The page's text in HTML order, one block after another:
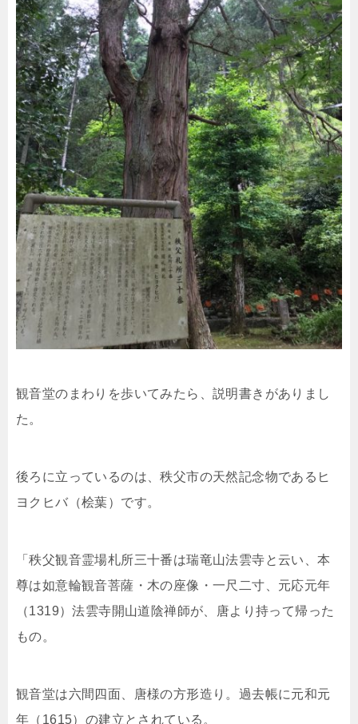
観音堂のまわりを歩いてみたら、説明書きがありまし
た。
後ろに立っているのは、秩父市の天然記念物であるヒ
ヨクヒバ（桧葉）です。
「秩父観音霊場札所三十番は瑞竜山法雲寺と云い、本
尊は如意輪観音菩薩・木の座像・一尺二寸、元応元年
（1319）法雲寺開山道陰禅師が、唐より持って帰った
もの。
観音堂は六間四面、唐様の方形造り。過去帳に元和元
年（1615）の建立とされている。